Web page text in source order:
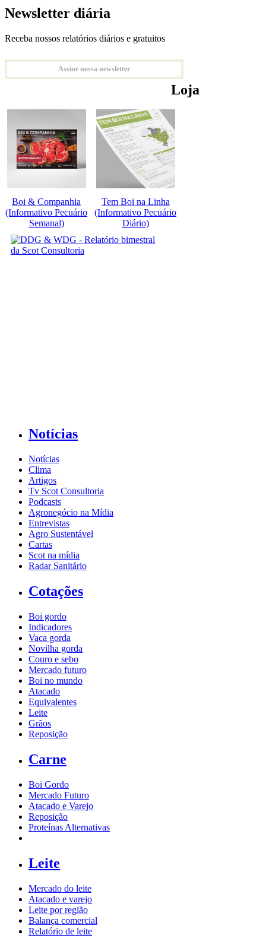
Newsletter diária
Receba nossos relatórios diários e gratuitos
Assine nossa newsletter
Loja
Boi & Companhia
(Informativo Pecuário
Semanal)
Tem Boi na Linha
(Informativo Pecuário
Diário)
Notícias
Notícias
Clima
Artigos
Tv Scot Consultoria
Podcasts
Agronegócio na Mídia
Entrevistas
Agro Sustentável
Cartas
Scot na mídia
Radar Sanitário
Cotações
Boi gordo
Indicadores
Vaca gorda
Novilha gorda
Couro e sebo
Mercado futuro
Boi no mundo
Atacado
Equivalentes
Leite
Grãos
Reposição
Carne
Boi Gordo
Mercado Futuro
Atacado e Varejo
Reposição
Proteínas Alternativas
Leite
Mercado do leite
Atacado e varejo
Leite por região
Balança comercial
Relatório de leite